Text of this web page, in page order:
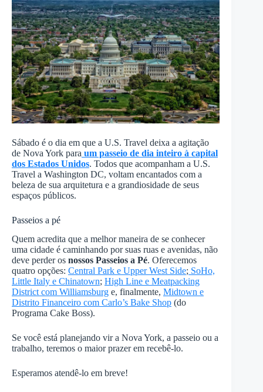
Sábado é o dia em que a U.S. Travel deixa a agitação
de Nova York para um passeio de dia inteiro à capital
dos Estados Unidos. Todos que acompanham a U.S.
Travel a Washington DC, voltam encantados com a
beleza de sua arquitetura e a grandiosidade de seus
espaços públicos.
Passeios a pé
Quem acredita que a melhor maneira de se conhecer
uma cidade é caminhando por suas ruas e avenidas, não
deve perder os nossos Passeios a Pé. Oferecemos
quatro opções: Central Park e Upper West Side; SoHo,
Little Italy e Chinatown; High Line e Meatpacking
District com Williamsburg e, finalmente, Midtown e
Distrito Financeiro com Carlo’s Bake Shop (do
Programa Cake Boss).
Se você está planejando vir a Nova York, a passeio ou a
trabalho, teremos o maior prazer em recebê-lo.
Esperamos atendê-lo em breve!